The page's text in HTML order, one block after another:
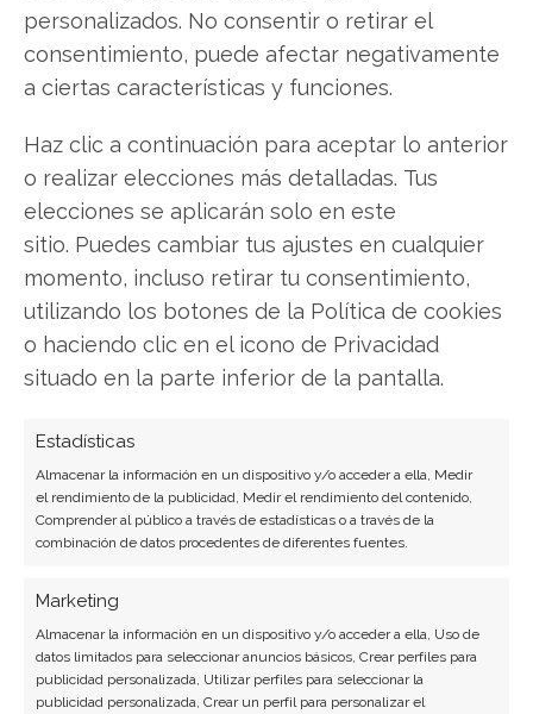
personalizados. No consentir o retirar el
consentimiento, puede afectar negativamente
a ciertas características y funciones.
Haz clic a continuación para aceptar lo anterior
o realizar elecciones más detalladas. Tus
elecciones se aplicarán solo en este
sitio. Puedes cambiar tus ajustes en cualquier
momento, incluso retirar tu consentimiento,
utilizando los botones de la Política de cookies
o haciendo clic en el icono de Privacidad
situado en la parte inferior de la pantalla.
Estadísticas
Almacenar la información en un dispositivo y/o acceder a ella, Medir
el rendimiento de la publicidad, Medir el rendimiento del contenido,
Comprender al público a través de estadísticas o a través de la
combinación de datos procedentes de diferentes fuentes.
Marketing
Almacenar la información en un dispositivo y/o acceder a ella, Uso de
datos limitados para seleccionar anuncios básicos, Crear perfiles para
publicidad personalizada, Utilizar perfiles para seleccionar la
publicidad personalizada, Crear un perfil para personalizar el
SOBRE EL AUTOR
Carmen Ruiz López
Periodista especializada en tecnología y
transformación digital con más de 8 años de
experiencia. Experta en inteligencia artificial,